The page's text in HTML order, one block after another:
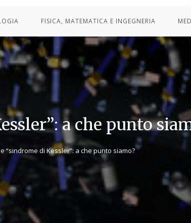
FISICA, MATEMATICA E INGEGNERIA
a che punto
“sindrome di Kessler”: a che punto siamo?